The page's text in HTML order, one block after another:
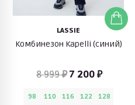
LASSIE
Комбинезон Kapelli (синий)
8 999 ₽ 7 200 ₽
98 110 116 122 128